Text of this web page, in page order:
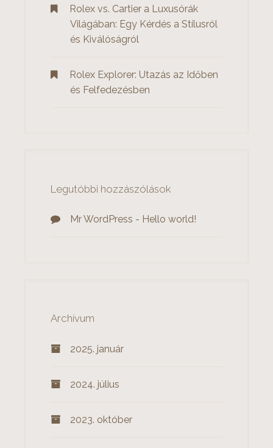
ó
Rolex vs. Cartier a Luxusórák
Világában: Egy Kérdés a Stílusról
és Kiválóságról
Rolex Explorer: Utazás az Időben
és Felfedezésben
Legutóbbi hozzászólások
Mr WordPress - Hello world!
Archívum
2025. január
2024. július
2023. október